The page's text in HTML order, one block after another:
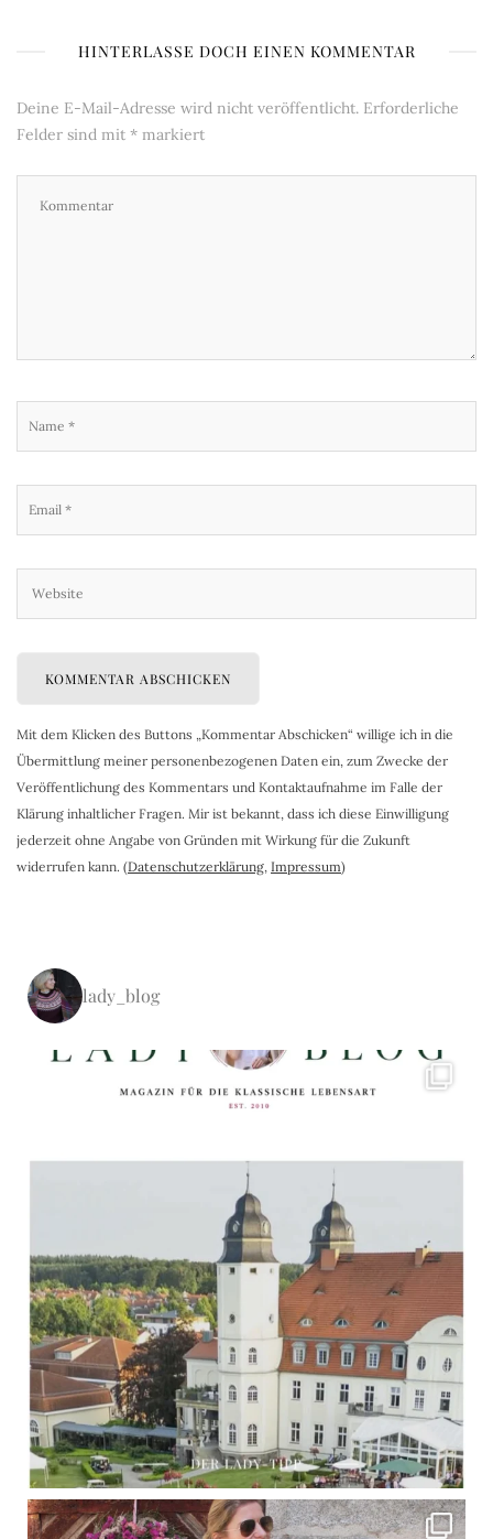
HINTERLASSE DOCH EINEN KOMMENTAR
Deine E-Mail-Adresse wird nicht veröffentlicht. Erforderliche
Felder sind mit * markiert
Mit dem Klicken des Buttons „Kommentar Abschicken“ willige ich in die
Übermittlung meiner personenbezogenen Daten ein, zum Zwecke der
Veröffentlichung des Kommentars und Kontaktaufnahme im Falle der
Klärung inhaltlicher Fragen. Mir ist bekannt, dass ich diese Einwilligung
jederzeit ohne Angabe von Gründen mit Wirkung für die Zukunft
widerrufen kann. (Datenschutzerklärung, Impressum)
lady_blog